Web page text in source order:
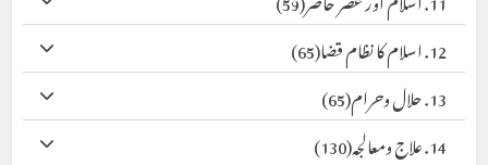
12. اسلام کا نظام قضا
(65)
13. حلال وحرام
(65)
14. علاج ومعالجہ
(130)